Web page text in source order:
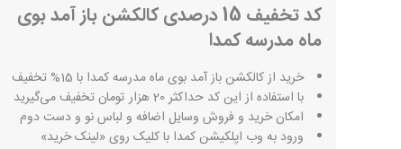
کد تخفیف 15 درصدی کالکشن باز آمد بوی
ماه مدرسه کمدا
خرید از کالکشن باز آمد بوی ماه مدرسه کمدا با 15% تخفیف
با استفاده از این کد حداکثر 20 هزار تومان تخفیف می‌گیرید
امکان خرید و فروش وسایل اضافه و لباس نو و دست دوم
ورود به وب اپلکیشن کمدا با کلیک روی «لینک خرید»